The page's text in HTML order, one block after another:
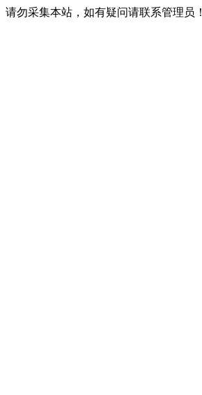
请勿采集本站，如有疑问请联系管理员！